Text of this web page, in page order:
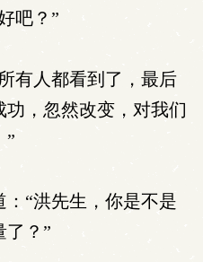
吧？”
有人都看到了，最后
，忽然改变，对我们
”
“洪先生，你是不是
了？”